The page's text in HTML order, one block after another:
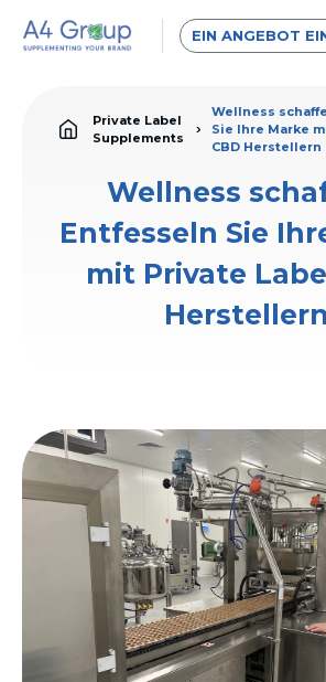
EIN ANGEBOT
Private Label
Supplements
Wellness
Sie Ihre Marke
CBD Herstellern
Wellness
Entfesseln Sie
mit Private
Herstellern